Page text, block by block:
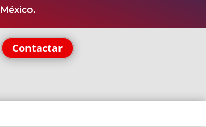
México.
Contactar